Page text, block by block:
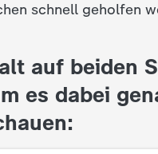
schnell geholfen
auf beiden
es dabei